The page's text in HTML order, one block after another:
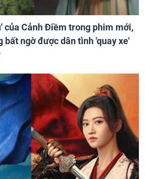
của Cảnh Điềm trong phim mới,
bất ngờ được dân tình 'quay xe'